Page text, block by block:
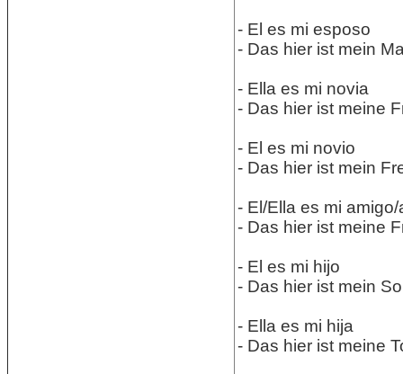
- El es mi esposo
- Das hier ist mein
- Ella es mi novia
- Das hier ist meine
- El es mi novio
- Das hier ist mein
- El/Ella es mi
- Das hier ist meine
- El es mi hijo
- Das hier ist mein
- Ella es mi hija
- Das hier ist meine